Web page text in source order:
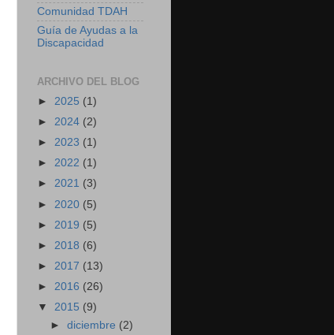
Comunidad TDAH
Guía de Ayudas a la
Discapacidad
ARCHIVO DEL BLOG
► 2025 (1)
► 2024 (2)
► 2023 (1)
► 2022 (1)
► 2021 (3)
► 2020 (5)
► 2019 (5)
► 2018 (6)
► 2017 (13)
► 2016 (26)
▼ 2015 (9)
►diciembre (2)